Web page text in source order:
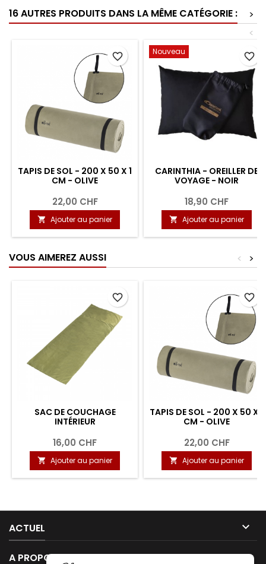
16 AUTRES PRODUITS DANS LA MÊME CATÉGORIE :
>
<
TAPIS DE SOL - 200 X 50 X 1
CM - OLIVE
22,00 CHF
 Ajouter au panier
favorite_border Nouveau
CARINTHIA - OREILLER DE
VOYAGE - NOIR
18,90 CHF
 Ajouter au panier
favorite_border
VOUS AIMEREZ AUSSI >
<
SAC DE COUCHAGE
INTÉRIEUR
16,00 CHF
 Ajouter au panier
favorite_border
TAPIS DE SOL - 200 X 50 X 1
CM - OLIVE
22,00 CHF
 Ajouter au panier
favorite_border
ACTUEL 
A PROPOS DE NOUS 